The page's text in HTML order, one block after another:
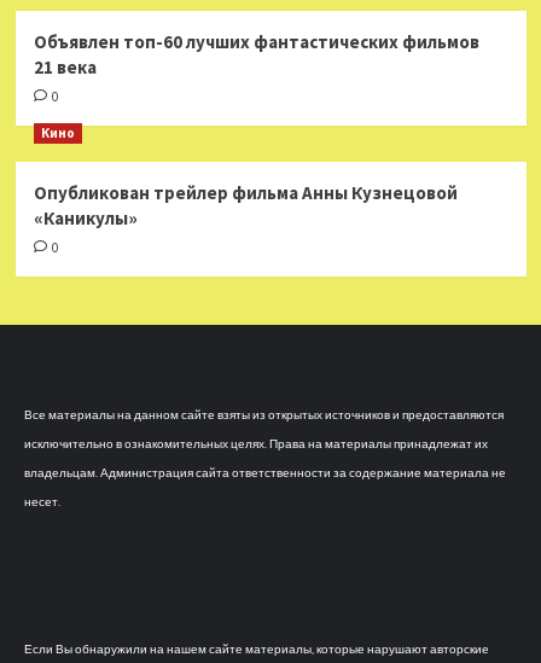
Объявлен топ-60 лучших фантастических фильмов
21 века
0
Кино
Опубликован трейлер фильма Анны Кузнецовой
«Каникулы»
0
Все материалы на данном сайте взяты из открытых источников и предоставляются
исключительно в ознакомительных целях. Права на материалы принадлежат их
владельцам. Администрация сайта ответственности за содержание материала не
несет.
Если Вы обнаружили на нашем сайте материалы, которые нарушают авторские